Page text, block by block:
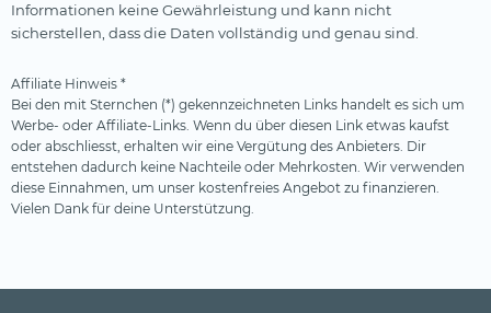
Informationen keine Gewährleistung und kann nicht
sicherstellen, dass die Daten vollständig und genau sind.
Affiliate Hinweis *
Bei den mit Sternchen (*) gekennzeichneten Links handelt es sich um
Werbe- oder Affiliate-Links. Wenn du über diesen Link etwas kaufst
oder abschliesst, erhalten wir eine Vergütung des Anbieters. Dir
entstehen dadurch keine Nachteile oder Mehrkosten. Wir verwenden
diese Einnahmen, um unser kostenfreies Angebot zu finanzieren.
Vielen Dank für deine Unterstützung.